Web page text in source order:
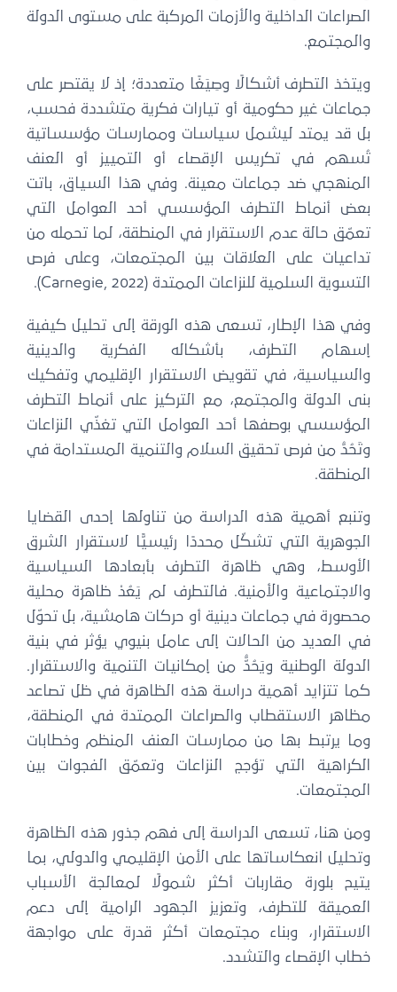
الصراعات الداخلية والأزمات المركبة على مستوى الدولة
والمجتمع.
ويتخذ التطرف أشكالًا وصِيَغًا متعددة؛ إذ لا يقتصر على
جماعات غير حكومية أو تيارات فكرية متشددة فحسب،
بل قد يمتد ليشمل سياسات وممارسات مؤسساتية
تُسهم في تكريس الإقصاء أو التمييز أو العنف
المنهجي ضد جماعات معينة. وفي هذا السياق، باتت
بعض أنماط التطرف المؤسسي أحد العوامل التي
تعمّق حالة عدم الاستقرار في المنطقة، لما تحمله من
تداعيات على العلاقات بين المجتمعات، وعلى فرص
التسوية السلمية للنزاعات الممتدة (Carnegie, 2022).
وفي هذا الإطار، تسعى هذه الورقة إلى تحليل كيفية
إسهام التطرف، بأشكاله الفكرية والدينية
والسياسية، في تقويض الاستقرار الإقليمي وتفكيك
بنى الدولة والمجتمع، مع التركيز على أنماط التطرف
المؤسسي بوصفها أحد العوامل التي تغذّي النزاعات
وتَحُدُّ من فرص تحقيق السلام والتنمية المستدامة في
المنطقة.
وتنبع أهمية هذه الدراسة من تناولها إحدى القضايا
الجوهرية التي تشكّل محددًا رئيسيًّا لاستقرار الشرق
الأوسط، وهي ظاهرة التطرف بأبعادها السياسية
والاجتماعية والأمنية. فالتطرف لم يَعُدْ ظاهرة محلية
محصورة في جماعات دينية أو حركات هامشية، بل تحوّل
في العديد من الحالات إلى عامل بنيوي يؤثر في بنية
الدولة الوطنية ويَحُدُّّ من إمكانيات التنمية والاستقرار.
كما تتزايد أهمية دراسة هذه الظاهرة في ظل تصاعد
مظاهر الاستقطاب والصراعات الممتدة في المنطقة،
وما يرتبط بها من ممارسات العنف المنظم وخطابات
الكراهية التي تؤجج النزاعات وتعمّق الفجوات بين
المجتمعات.
ومن هنا، تسعى الدراسة إلى فهم جذور هذه الظاهرة
وتحليل انعكاساتها على الأمن الإقليمي والدولي، بما
يتيح بلورة مقاربات أكثر شمولًا لمعالجة الأسباب
العميقة للتطرف، وتعزيز الجهود الرامية إلى دعم
الاستقرار، وبناء مجتمعات أكثر قدرة على مواجهة
خطاب الإقصاء والتشدد.